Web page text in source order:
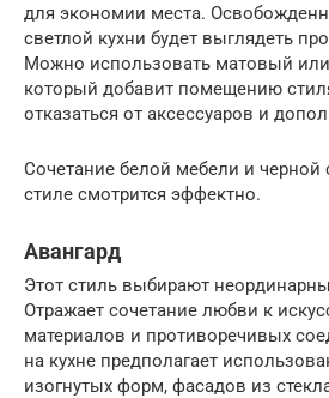
для экономии места.
светлой кухни будет выглядеть
Можно использовать матовый
который добавит помещению
отказаться от аксессуаров и
Сочетание белой мебели и
стиле смотрится эффектно.
Авангард
Этот стиль выбирают
Отражает сочетание любви к
материалов и противоречивых
на кухне предполагает
изогнутых форм, фасадов из